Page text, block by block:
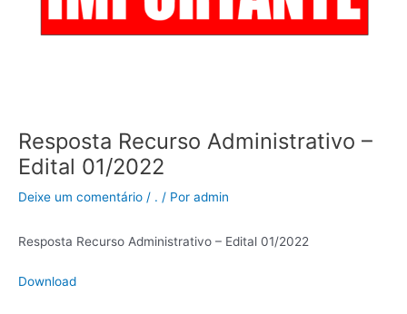
Resposta Recurso Administrativo –
Edital 01/2022
Deixe um comentário / . / Por admin
Resposta Recurso Administrativo – Edital 01/2022
Download